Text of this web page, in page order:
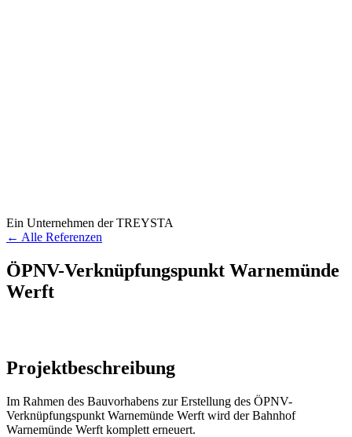
Ein Unternehmen der TREYSTA
← Alle Referenzen
ÖPNV-Verknüpfungspunkt Warnemünde
Werft
Projektbeschreibung
Im Rahmen des Bauvorhabens zur Erstellung des ÖPNV-
Verknüpfungspunkt Warnemünde Werft wird der Bahnhof
Warnemünde Werft komplett erneuert.